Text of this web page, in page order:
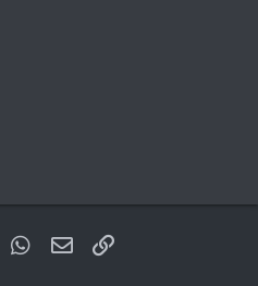
PinterestWhatsApp
E-posta